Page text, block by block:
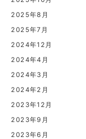
2025年8月
2025年7月
2024年12月
2024年4月
2024年3月
2024年2月
2023年12月
2023年9月
2023年6月